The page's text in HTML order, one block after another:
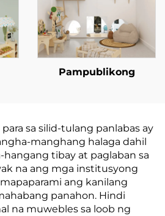
Pampublikong
sa silid-tulang panlabas ay
manghang halaga dahil
hangang tibay at paglaban sa
na ang mga institusyong
ang kanilang
panahon. Hindi
na muwebles sa loob ng